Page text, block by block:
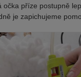
očka příze postupně
je zapichujeme